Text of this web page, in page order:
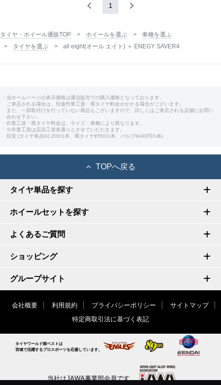
1
タイヤ・ホイール通販TOP ホイールを選ぶ
車種を選ぶ
タイヤを選ぶ
all eight(オール エイト) ＋ ENEGY SAVER4
・当ホームページの表示価格は通信販売での購入価格となっております。
ご来店される場合は、別途作業工賃・廃タイヤ料金がかかる場合がございます。
また、一部取付けを行っていない商品もございますので、詳しくはご来店される店舗にお問い
合わせ下さい。
・作業工賃・廃タイヤ料金は、サイズ・車種により異なります。
※作業工賃は店頭工賃表通りとさせていただきます。
目安:(タイヤ単品¥2,200/1本、廃タイヤ¥550/1本、バルブ¥440円/1本)
TOPへ戻る
タイヤ単品を探す
ホイールセットを探す
よくあるご質問
ショッピング
グループサイト
会社概要 利用規約 プライバシーポリシー
サイトマップ
特定商取引法に基づく表記
タイヤワールド館ベストは
宮城で活躍するプロスポーツを応援しています。
当社はJAWA事業部会員です